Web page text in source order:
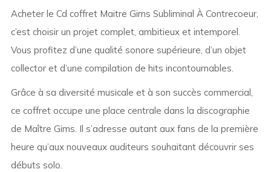
Acheter le Cd coffret Maitre Gims Subliminal À Contrecoeur,
c’est choisir un projet complet, ambitieux et intemporel.
Vous profitez d’une qualité sonore supérieure, d’un objet
collector et d’une compilation de hits incontournables.
Grâce à sa diversité musicale et à son succès commercial,
ce coffret occupe une place centrale dans la discographie
de Maître Gims. Il s’adresse autant aux fans de la première
heure qu’aux nouveaux auditeurs souhaitant découvrir ses
débuts solo.